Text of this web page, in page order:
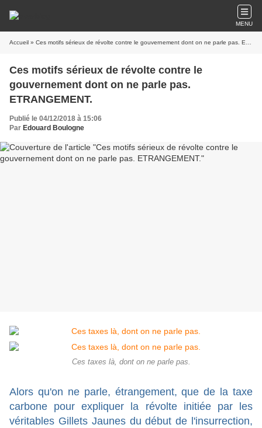
MENU
Accueil » Ces motifs sérieux de révolte contre le gouvernement dont on ne parle pas. ETRANGEMENT.
Ces motifs sérieux de révolte contre le
gouvernement dont on ne parle pas.
ETRANGEMENT.
Publié le 04/12/2018 à 15:06
Par Edouard Boulogne
Ces taxes là, dont on ne parle pas.
Alors qu'on ne parle, étrangement, que de la taxe
carbone pour expliquer la révolte initiée par les
véritables Gillets Jaunes du début de l'insurrection,